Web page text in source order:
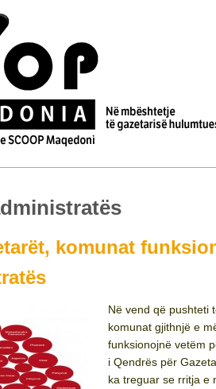
komunat
Në vend që pushteti
komunat gjithnjë e
funksionojnë vetëm
i Qendrës për
ka treguar se rritja e